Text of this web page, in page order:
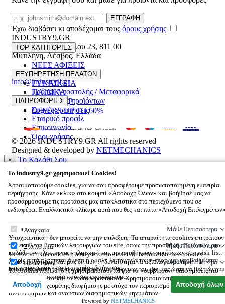
Email
ΕΓΓΡΑΦΗ
Έχω διαβάσει κι αποδέχομαι τους όρους χρήσης
INDUSTRY9.GR
Ελευθέριου Βενιζέλου 23, 811 00
Μυτιλήνη,Λέσβος,Ελλάδα
22510 55629
info@industry9.gr
TOP ΚΑΤΗΓΟΡΙΕΣ
ΝΕΕΣ ΑΦΙΞΕΙΣ
ΑΝΔΡΙΚΑ
ΓΥΝΑΙΚΕΙΑ
ΠΑΙΔΙΚΑ
ΑΞΕΣΟΥΑΡ
OFFERS UP TO 60%
ΕΞΥΠΗΡΕΤΗΣΗ ΠΕΛΑΤΩΝ
Τρόποι Αποστολής / Μεταφορικά
Επιστροφές προϊόντων
Συχνές ερωτήσεις
ΠΛΗΡΟΦΟΡΙΕΣ
Εταιρικό προφίλ
Επικοινωνία
Όροι χρήσης
© 2026INDUSTRY9.GR All rights reserved
Designed & developed by NETMECHANICS
× Το Καλάθι Σου
0
Βάλε κάτι στο καλάθι σου
To industry9.gr χρησιμοποιεί Cookies!
Χρησιμοποιούμε cookies, για να σου προσφέρουμε προσωποποιημένη εμπειρία
περιήγησης. Κάνε «κλικ» στο κουμπί «Αποδοχή Όλων» και βοήθησέ μας να
προσαρμόσουμε τις προτάσεις μας αποκλειστικά στο περιεχόμενο που σε
ενδιαφέρει. Εναλλακτικά κλίκαρε αυτά που θες και πάτα «Αποδοχή
To
Αναγκαία Μάθε Περισσότερα
Υποχρεωτικά - δεν μπορείτε να μην επιλέξετε. Τα απαραίτητα cookies επιτρέπουν
την εκτέλεση βασικών λειτουργιών του site, όπως την προσθήκη προϊόντων στο
καλάθι την ηλεκτρονική πληρωμή και την αποθήκευση προϊόντων στη wish-list.
Χωρίς αυτά πλήττεται άμεσα η ομαλή λειτουργία του e-shop και υποβαθμίζεται
και η προσωπική σου εμπειρία πλοήγησης.
Στατιστικά Μάθε Περισσότερα
Τα στατιστικά cookies ή analytics cookies είναι υποσύνολο των cookies
λειτουργικότητας και μας δίνουν τη δυνατότητα να αξιολογούμε την
αποτελεσματικότητα των διάφορων λειτουργιών του site μας ώστε να
συνεχώς την εμπειρία που σου προσφέρουμε.
Προώθησης Μάθε Περισσότερα
Τα cookies προώθησης χρησιμοποιούνται για να «σερβίρουν» διαφημίσεις πιο
σχετικές με εσένα και τα ενδιαφέροντά σου. Χρησιμοποιούνται επίσης για την
αποστολή στοχευμένης διαφήμισης με στόχο τον περιορισμό των μαζικών,
ανεπιθύμητων και ανούσιων διαφημιστικών μηνυμάτων.
Αποδοχή Αποδοχή όλων
Powered by NETMECHANICS